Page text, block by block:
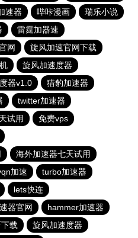
速器 哔咔漫画
瑞乐小说
雷霆加器速
网
旋风加速官网下载
旋风加速度器
器v1.0
猎豹加速器
twitter加速器
试用
免费vps
海外加速器七天试用
加速
turbo加速器
lets快连
器官网
hammer加速器
载 旋风加速度器